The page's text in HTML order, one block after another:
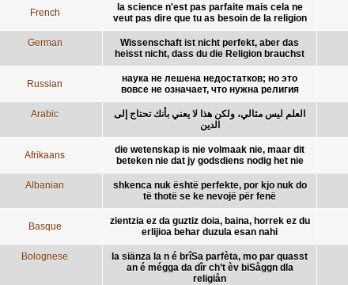
French
la science n'est pas parfaite mais cela ne
veut pas dire que tu as besoin de la religion
German
Wissenschaft ist nicht perfekt, aber das
heisst nicht, dass du die Religion brauchst
Russian
наука не лешена недостатков; но это
вовсе не означает, что нужна религия
Arabic
العلم ليس مثالي، ولكن هذا لا يعني بأنك تحتاج إلى
الدين
Afrikaans
die wetenskap is nie volmaak nie, maar dit
beteken nie dat jy godsdiens nodig het nie
Albanian
shkenca nuk është perfekte, por kjo nuk do
të thotë se ke nevojë për fenë
Basque
zientzia ez da guztiz doia, baina, horrek ez du
erlijioa behar duzula esan nahi
Bolognese
la siänza la n é brîSa parfèta, mo par quasst
an é mégga da dîr ch’t èv biSåggn dla
religiån